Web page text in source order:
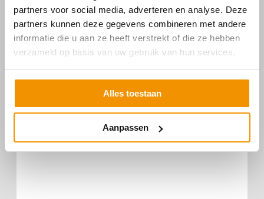
partners voor social media, adverteren en analyse. Deze
partners kunnen deze gegevens combineren met andere
informatie die u aan ze heeft verstrekt of die ze hebben
verzameld op basis van uw gebruik van hun services.
Alles toestaan
Aanpassen
ADAPTER 5/8″ KOPPEL 150MM M/M
€24,00